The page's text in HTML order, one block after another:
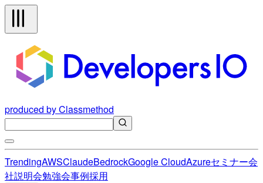
produced by Classmethod
TrendingAWSClaudeBedrockGoogle CloudAzureセミナー会
社説明会勉強会事例採用